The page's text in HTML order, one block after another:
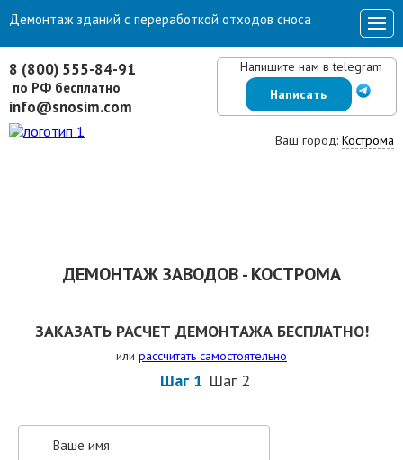
8 (800) 555-84-91
по РФ бесплатно
info@snosim.com
Напишите нам в telegram
Написать
Ваш город: Кострома
Демонтаж зданий с переработкой отходов сноса
ДЕМОНТАЖ ЗАВОДОВ - КОСТРОМА
ЗАКАЗАТЬ РАСЧЕТ ДЕМОНТАЖА БЕСПЛАТНО!
или рассчитать самостоятельно
Шаг 1 Шаг 2